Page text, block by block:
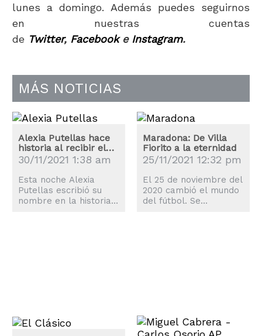
lunes a domingo. Además puedes seguirnos
en nuestras cuentas
de Twitter, Facebooke Instagram.
MÁS NOTICIAS
Alexia Putellas hace
historia al recibir el
Balón de Oro
30/11/2021 1:38 am
Esta noche Alexia
Putellas escribió su
nombre en la historia
historia, lo ganó el día
que el Barça
Maradona: De Villa
Fiorito a la eternidad
25/11/2021 12:32 pm
El 25 de noviembre del
2020 cambió el mundo
del fútbol. Se
fuera y dentro de la
cancha marcaron un